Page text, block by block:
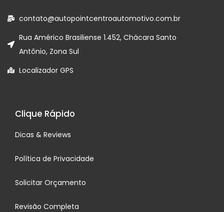
contato@autopointcentroautomotivo.com.br
Rua Américo Brasiliense 1.452, Chácara Santo
Antônio, Zona Sul
Localizador GPS
Clique Rápido
Dicas & Reviews
Política de Privacidade
Solicitar Orçamento
Revisão Completa